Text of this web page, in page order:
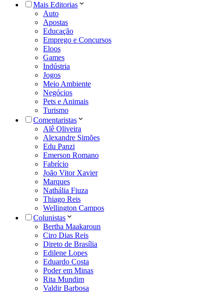
Mais Editorias
Auto
Apostas
Educação
Emprego e Concursos
Eloos
Games
Indústria
Jogos
Meio Ambiente
Negócios
Pets e Animais
Turismo
Comentaristas
Alê Oliveira
Alexandre Simões
Edu Panzi
Emerson Romano
Fabrício
João Vitor Xavier
Marques
Nathália Fiuza
Thiago Reis
Wellington Campos
Colunistas
Bertha Maakaroun
Ciro Dias Reis
Direto de Brasília
Edilene Lopes
Eduardo Costa
Poder em Minas
Rita Mundim
Valdir Barbosa